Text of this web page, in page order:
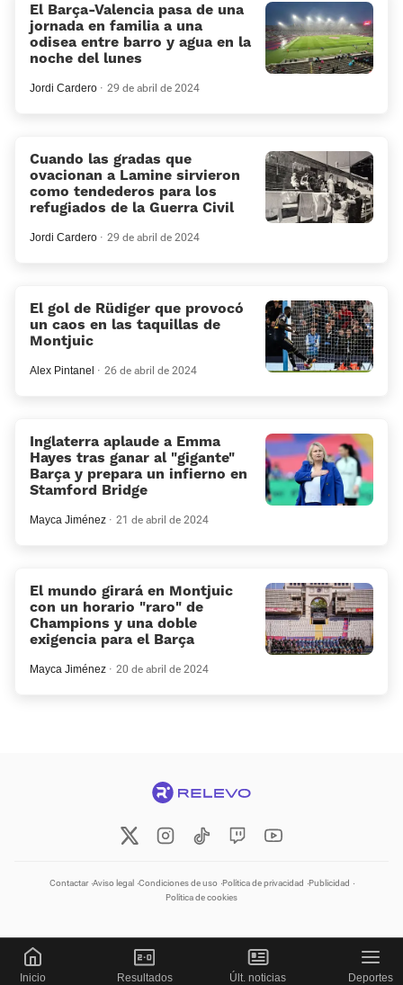
El Barça-Valencia pasa de una
jornada en familia a una
odisea entre barro y agua en la
noche del lunes
Jordi Cardero 29 de abril de 2024
Cuando las gradas que
ovacionan a Lamine sirvieron
como tendederos para los
refugiados de la Guerra Civil
Jordi Cardero 29 de abril de 2024
El gol de Rüdiger que provocó
un caos en las taquillas de
Montjuic
Alex Pintanel 26 de abril de 2024
Inglaterra aplaude a Emma
Hayes tras ganar al “gigante”
Barça y prepara un infierno en
Stamford Bridge
Mayca Jiménez 21 de abril de 2024
El mundo girará en Montjuic
con un horario “raro” de
Champions y una doble
exigencia para el Barça
Mayca Jiménez 20 de abril de 2024
Contactar Aviso legal Condiciones de uso Política de privacidad Publicidad
Política de cookies
Inicio Resultados Últ. noticias Deportes